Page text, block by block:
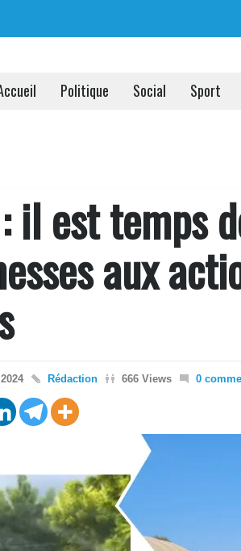
Politique Social Sport
il est temps
aux
Rédaction 666 Views 0